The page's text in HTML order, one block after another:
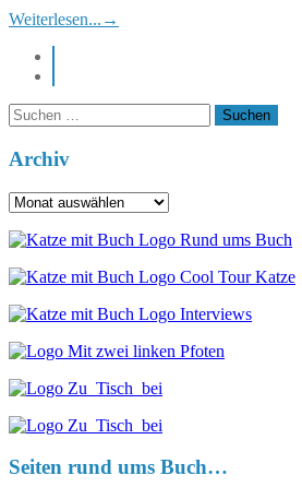
Weiterlesen... →
Suchen
nach:
Archiv
Archiv
Seiten rund ums Buch…